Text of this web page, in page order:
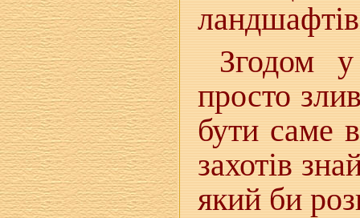
Згодом
просто
бути саме
захотів
який би